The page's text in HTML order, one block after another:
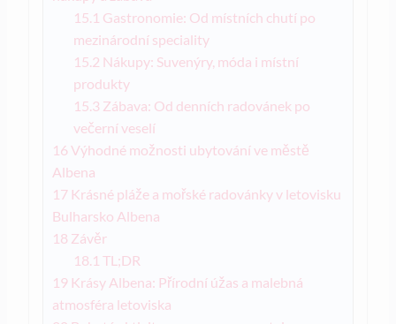
15.1 Gastronomie: Od místních chutí po
mezinárodní speciality
15.2 Nákupy: Suvenýry, móda i místní
produkty
15.3 Zábava: Od denních radovánek po
večerní veselí
16 Výhodné možnosti ubytování ve městě
Albena
17 Krásné pláže a mořské radovánky v letovisku
Bulharsko Albena
18 Závěr
18.1 TL;DR
19 Krásy Albena: Přírodní úžas a malebná
atmosféra letoviska